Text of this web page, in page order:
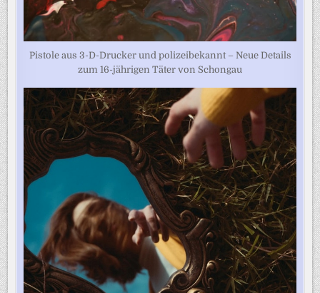
Pistole aus 3-D-Drucker und polizeibekannt – Neue Details
zum 16-jährigen Täter von Schongau